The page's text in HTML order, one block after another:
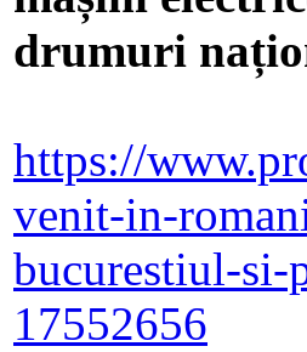
drumuri
https://
venit-in-
bucurestiul-si-
17552656